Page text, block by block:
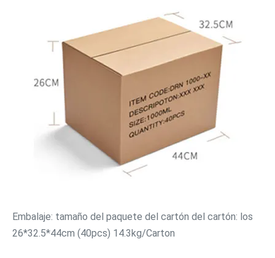
Embalaje: tamaño del paquete del cartón del cartón: los
26*32.5*44cm (40pcs) 14.3kg/Carton